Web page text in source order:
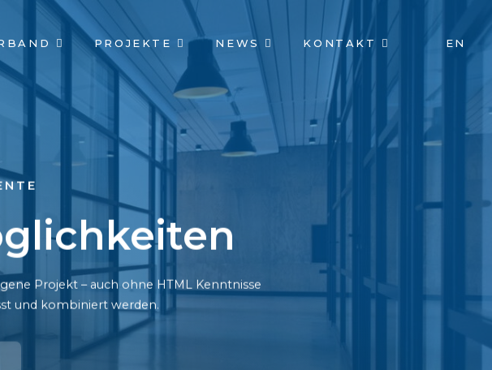
PROJEKTE NEWS KONTAKT EN
Projekt – auch ohne HTML Kenntnisse
und kombiniert werden.